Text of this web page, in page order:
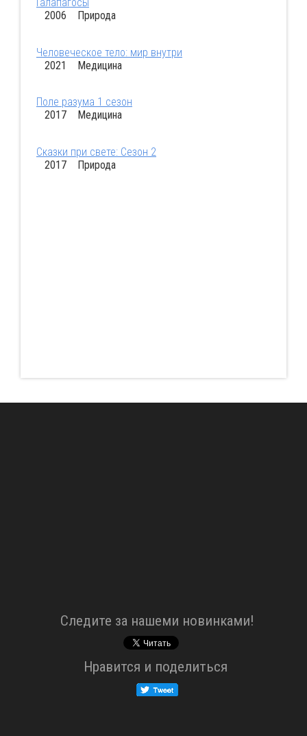
2006 Природа
Человеческое тело: мир внутри
2021 Медицина
Поле разума 1 сезон
2017 Медицина
Сказки при свете: Сезон 2
2017 Природа
Cледите за нашеми новинками!
Нравится и поделиться